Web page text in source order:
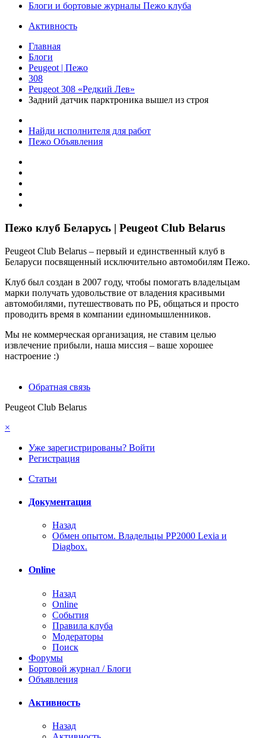
Блоги и бортовые журналы Пежо клуба
Активность
Главная
Блоги
Peugeot | Пежо
308
Peugeot 308 «Редкий Лев»
Задний датчик парктроника вышел из строя
Найди исполнителя для работ
Пежо Объявления
Пежо клуб Беларусь | Peugeot Club Belarus
Peugeot Club Belarus – первый и единственный клуб в
Беларуси посвященный исключительно автомобилям Пежо.
Клуб был создан в 2007 году, чтобы помогать владельцам
марки получать удовольствие от владения красивыми
автомобилями, путешествовать по РБ, общаться и просто
проводить время в компании единомышленников.
Мы не коммерческая организация, не ставим целью
извлечение прибыли, наша миссия – ваше хорошее
настроение :)
Обратная связь
Peugeot Club Belarus
×
Уже зарегистрированы? Войти
Регистрация
Статьи
Документация
Назад
Обмен опытом. Владельцы PP2000 Lexia и
Diagbox.
Online
Назад
Online
События
Правила клуба
Модераторы
Поиск
Форумы
Бортовой журнал / Блоги
Объявления
Активность
Назад